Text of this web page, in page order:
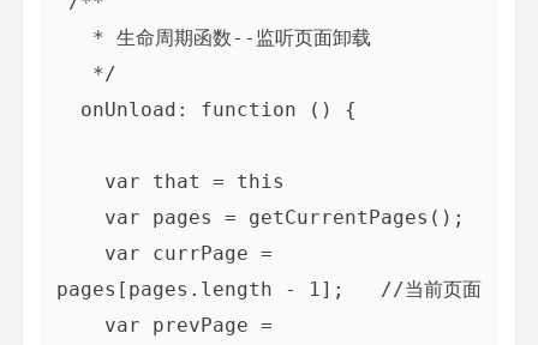
pages[pages.length - 1];   //当前页面